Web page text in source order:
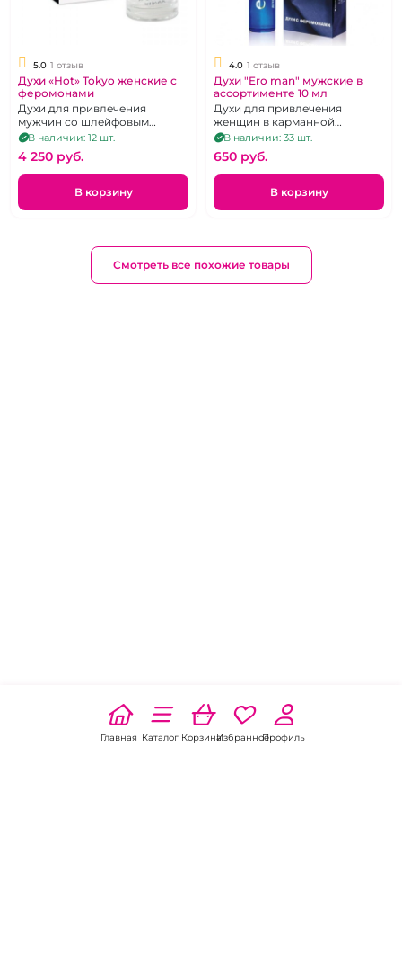
5.0 1 отзыв
Духи «Hot» Tokyo женские с
феромонами
Духи для привлечения
мужчин со шлейфовым
ароматом, 30 мл.
В наличии: 12 шт.
4 250 pуб.
В корзину
4.0 1 отзыв
Духи "Ero man" мужские в
ассортименте 10 мл
Духи для привлечения
женщин в карманной
упаковке 10 мл.
В наличии: 33 шт.
650 pуб.
В корзину
Смотреть все похожие товары
Главная Каталог КорзинаИзбранноеПрофиль